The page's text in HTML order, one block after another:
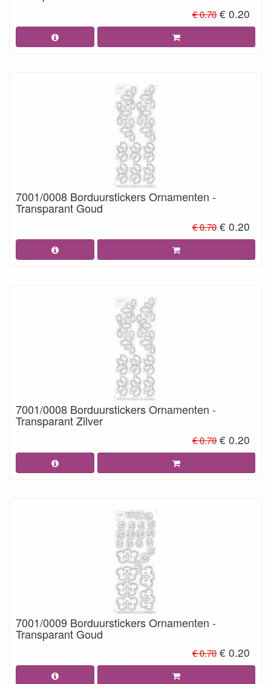
€ 0.70 € 0.20
7001/0008 Borduurstickers Ornamenten -
Transparant Goud
€ 0.70 € 0.20
7001/0008 Borduurstickers Ornamenten -
Transparant Zilver
€ 0.70 € 0.20
7001/0009 Borduurstickers Ornamenten -
Transparant Goud
€ 0.70 € 0.20